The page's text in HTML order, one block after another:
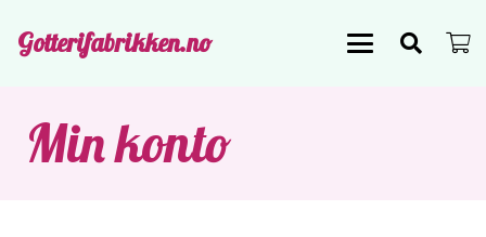
Gotterifabrikken.no
Min konto